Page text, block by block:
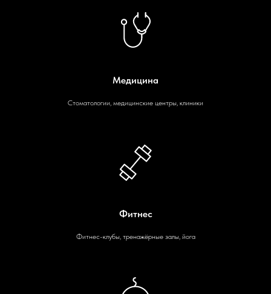
Медицина
Стоматологии, медицинские центры, клиники
Фитнес
Фитнес-клубы, тренажёрные залы, йога